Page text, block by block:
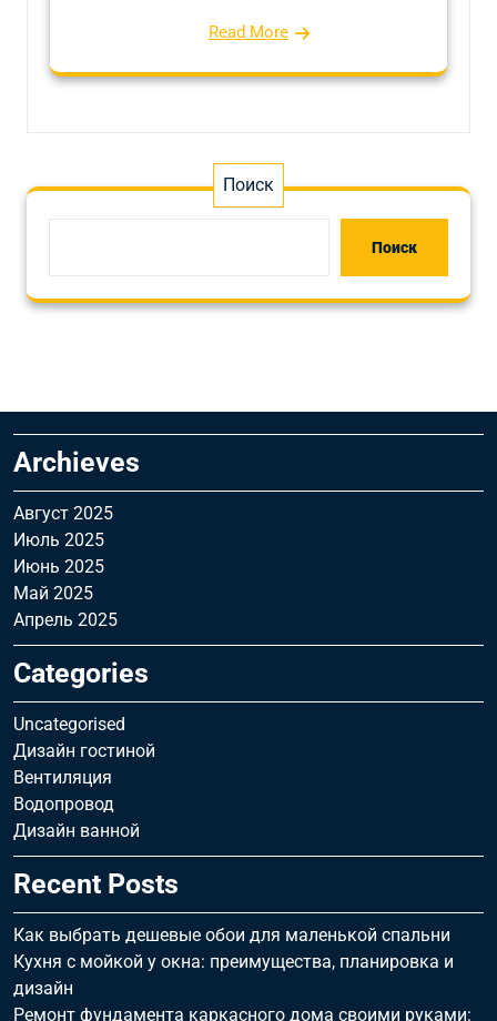
Read More
Поиск
Поиск
Archieves
Август 2025
Июль 2025
Июнь 2025
Май 2025
Апрель 2025
Categories
Uncategorised
Дизайн гостиной
Вентиляция
Водопровод
Дизайн ванной
Recent Posts
Как выбрать дешевые обои для маленькой спальни
Кухня с мойкой у окна: преимущества, планировка и
дизайн
Ремонт фундамента каркасного дома своими руками: